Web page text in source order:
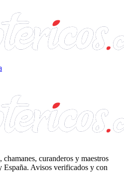
curanderos y maestros
España. Avisos verificados y con